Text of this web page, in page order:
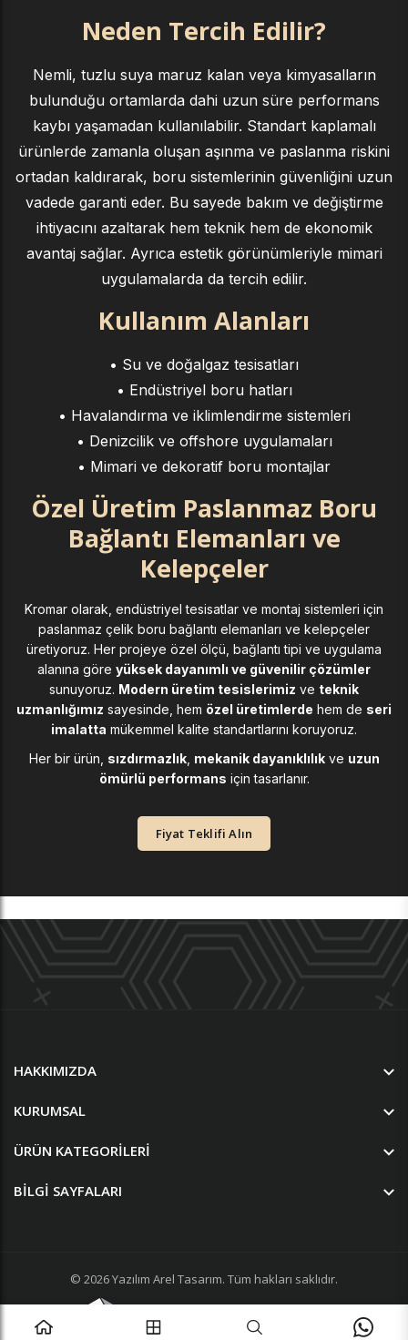
Neden Tercih Edilir?
Nemli, tuzlu suya maruz kalan veya kimyasalların
bulunduğu ortamlarda dahi uzun süre performans
kaybı yaşamadan kullanılabilir. Standart kaplamalı
ürünlerde zamanla oluşan aşınma ve paslanma riskini
ortadan kaldırarak, boru sistemlerinin güvenliğini uzun
vadede garanti eder. Bu sayede bakım ve değiştirme
ihtiyacını azaltarak hem teknik hem de ekonomik
avantaj sağlar. Ayrıca estetik görünümleriyle mimari
uygulamalarda da tercih edilir.
Kullanım Alanları
• Su ve doğalgaz tesisatları
• Endüstriyel boru hatları
• Havalandırma ve iklimlendirme sistemleri
• Denizcilik ve offshore uygulamaları
• Mimari ve dekoratif boru montajlar
Özel Üretim Paslanmaz Boru
Bağlantı Elemanları ve
Kelepçeler
Kromar olarak, endüstriyel tesisatlar ve montaj sistemleri için
paslanmaz çelik boru bağlantı elemanları ve kelepçeler
üretiyoruz. Her projeye özel ölçü, bağlantı tipi ve uygulama
alanına göre yüksek dayanımlı ve güvenilir çözümler
sunuyoruz. Modern üretim tesislerimiz ve teknik
uzmanlığımız sayesinde, hem özel üretimlerde hem de seri
imalatta mükemmel kalite standartlarını koruyoruz.
Her bir ürün, sızdırmazlık, mekanik dayanıklılıkve uzun
ömürlü performans için tasarlanır.
Fiyat Teklifi Alın
HAKKIMIZDA
KURUMSAL
ÜRÜN KATEGORILERI
BILGI SAYFALARI
© 2026Yazılım Arel Tasarım. Tüm hakları saklıdır.